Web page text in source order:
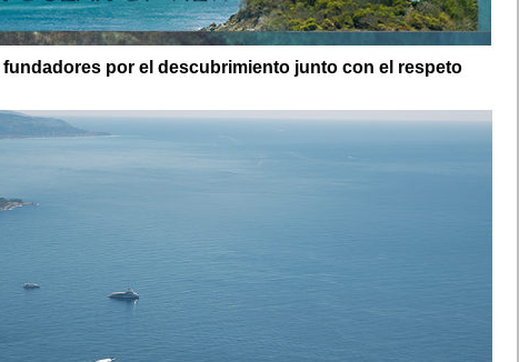
por el descubrimiento junto con el respeto